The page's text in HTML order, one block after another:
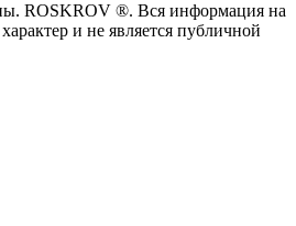
ROSKROV ®. Вся информация на
и не является публичной